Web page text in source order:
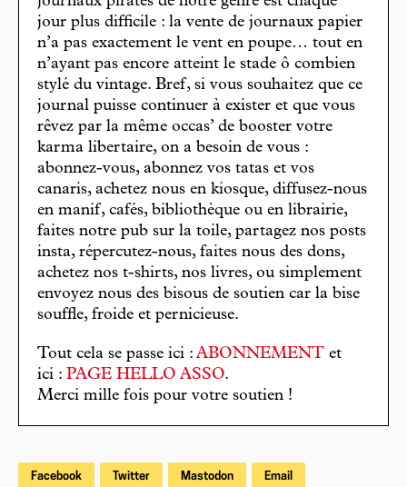
jour plus difficile : la vente de journaux papier
n’a pas exactement le vent en poupe… tout en
n’ayant pas encore atteint le stade ô combien
stylé du vintage. Bref, si vous souhaitez que ce
journal puisse continuer à exister et que vous
rêvez par la même occas’ de booster votre
karma libertaire, on a besoin de vous :
abonnez-vous, abonnez vos tatas et vos
canaris, achetez nous en kiosque, diffusez-nous
en manif, cafés, bibliothèque ou en librairie,
faites notre pub sur la toile, partagez nos posts
insta, répercutez-nous, faites nous des dons,
achetez nos t-shirts, nos livres, ou simplement
envoyez nous des bisous de soutien car la bise
souffle, froide et pernicieuse.
Tout cela se passe ici : ABONNEMENT et
ici : PAGE HELLO ASSO.
Merci mille fois pour votre soutien !
Facebook Twitter Mastodon Email